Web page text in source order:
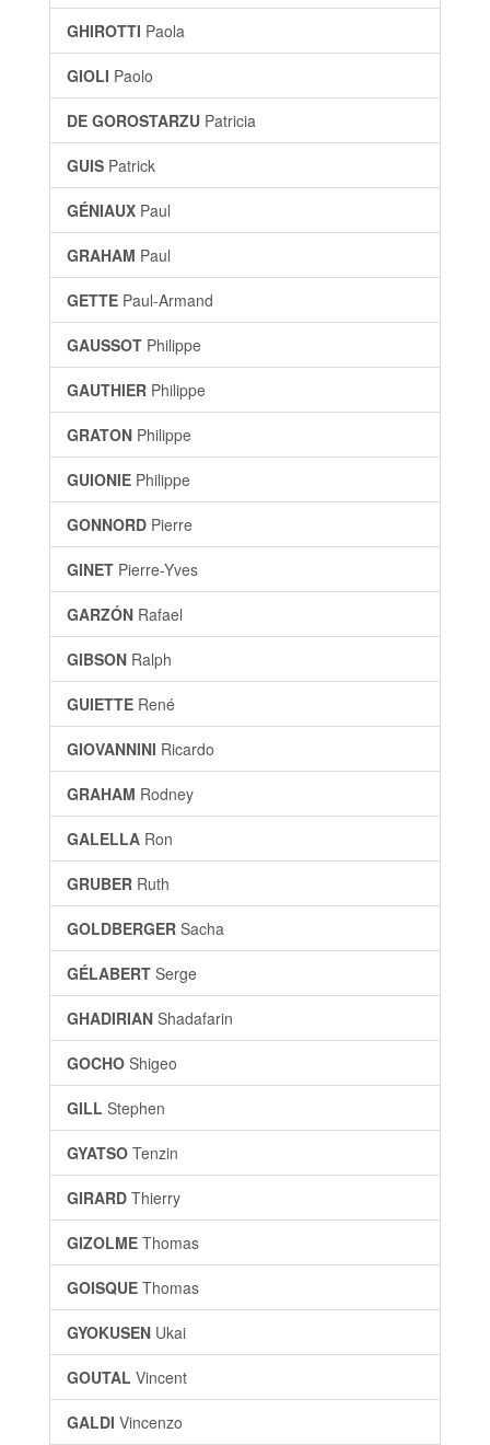
GHIROTTI Paola
GIOLI Paolo
DE GOROSTARZU Patricia
GUIS Patrick
GÉNIAUX Paul
GRAHAM Paul
GETTE Paul-Armand
GAUSSOT Philippe
GAUTHIER Philippe
GRATON Philippe
GUIONIE Philippe
GONNORD Pierre
GINET Pierre-Yves
GARZÓN Rafael
GIBSON Ralph
GUIETTE René
GIOVANNINI Ricardo
GRAHAM Rodney
GALELLA Ron
GRUBER Ruth
GOLDBERGER Sacha
GÉLABERT Serge
GHADIRIAN Shadafarin
GOCHO Shigeo
GILL Stephen
GYATSO Tenzin
GIRARD Thierry
GIZOLME Thomas
GOISQUE Thomas
GYOKUSEN Ukai
GOUTAL Vincent
GALDI Vincenzo